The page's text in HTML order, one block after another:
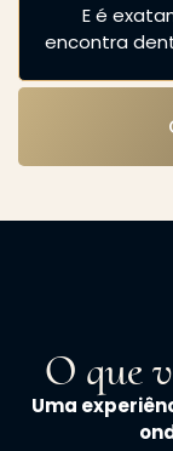
E é
encontra
O que
Uma